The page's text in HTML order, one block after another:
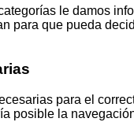
le damos
para que pueda
para el
posible la